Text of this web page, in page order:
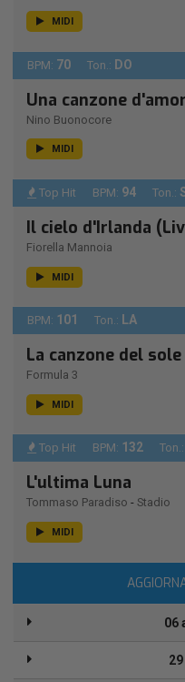
MIDI
BPM: 70 Ton.: DO
Una canzone
Nino Buonocore
MIDI
Top Hit BPM: 94 Ton.:
Il cielo d'Irlanda
Fiorella Mannoia
MIDI
BPM: 101 Ton.: LA
La canzone del sole
Formula 3
MIDI
Top Hit BPM: 132 Ton.:
L'ultima Luna
Tommaso Paradiso - Stadio
MIDI
06